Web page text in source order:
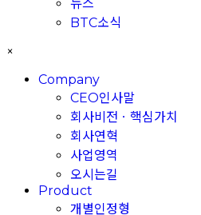
뉴스
BTC소식
×
Company
CEO인사말
회사비전ㆍ핵심가치
회사연혁
사업영역
오시는길
Product
개별인정형